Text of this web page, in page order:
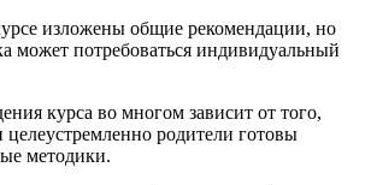
изложены общие рекомендации, но
может потребоваться индивидуальный
курса во многом зависит от того,
целеустремленно родители готовы
методики.